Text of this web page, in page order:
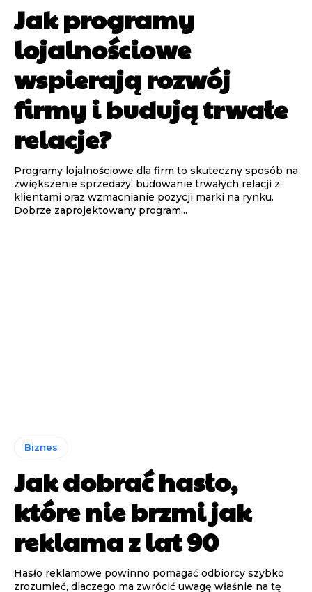
Jak programy
lojalnościowe
wspierają rozwój
firmy i budują trwałe
relacje?
Programy lojalnościowe dla firm to skuteczny sposób na
zwiększenie sprzedaży, budowanie trwałych relacji z
klientami oraz wzmacnianie pozycji marki na rynku.
Dobrze zaprojektowany program...
Biznes
Jak dobrać hasło,
które nie brzmi jak
reklama z lat 90
Hasło reklamowe powinno pomagać odbiorcy szybko
zrozumieć, dlaczego ma zwrócić uwagę właśnie na tę